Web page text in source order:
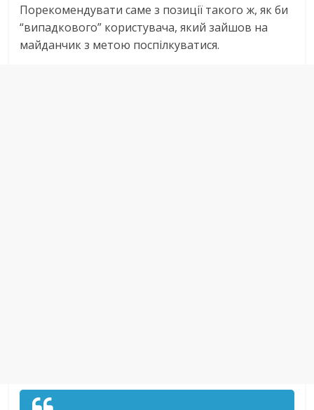
Порекомендувати саме з позиції такого ж, як би
“випадкового” користувача, який зайшов на
майданчик з метою поспілкуватися.